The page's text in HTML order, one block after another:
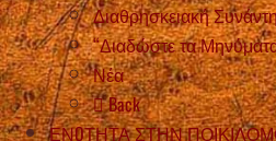
Διαθρησκειακή
“Διαδώστε τα
Νέα
Back
ΕΝOΤΗΤΑ ΣΤΗΝ